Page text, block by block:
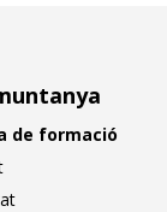
de formació